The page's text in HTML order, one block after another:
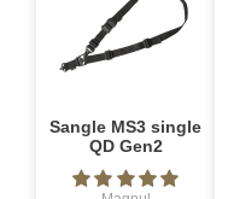
Sangle MS3 single
QD Gen2